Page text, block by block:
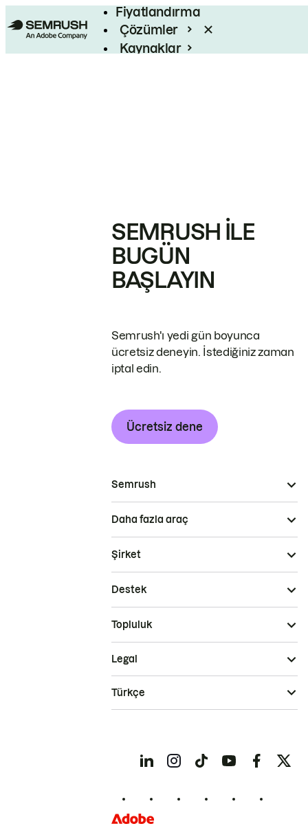
Fiyatlandırma
Çözümler
Kaynaklar
SEMRUSH ILE
BUGÜN
BAŞLAYIN
Semrush'ı yedi gün boyunca
ücretsiz deneyin. İstediğiniz zaman
iptal edin.
Ücretsiz dene
Semrush
Daha fazla araç
Şirket
Destek
Topluluk
Legal
Türkçe